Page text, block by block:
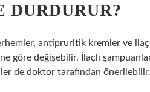
DURDURUR?
antipruritik kremler ve
göre değişebilir. İlaçlı
de doktor tarafından önerilebilir.